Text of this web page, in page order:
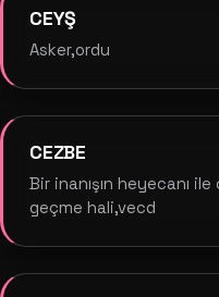
CEYŞ
Asker,ordu
CEZBE
Bir inanışın heyecanı
geçme hali,vecd